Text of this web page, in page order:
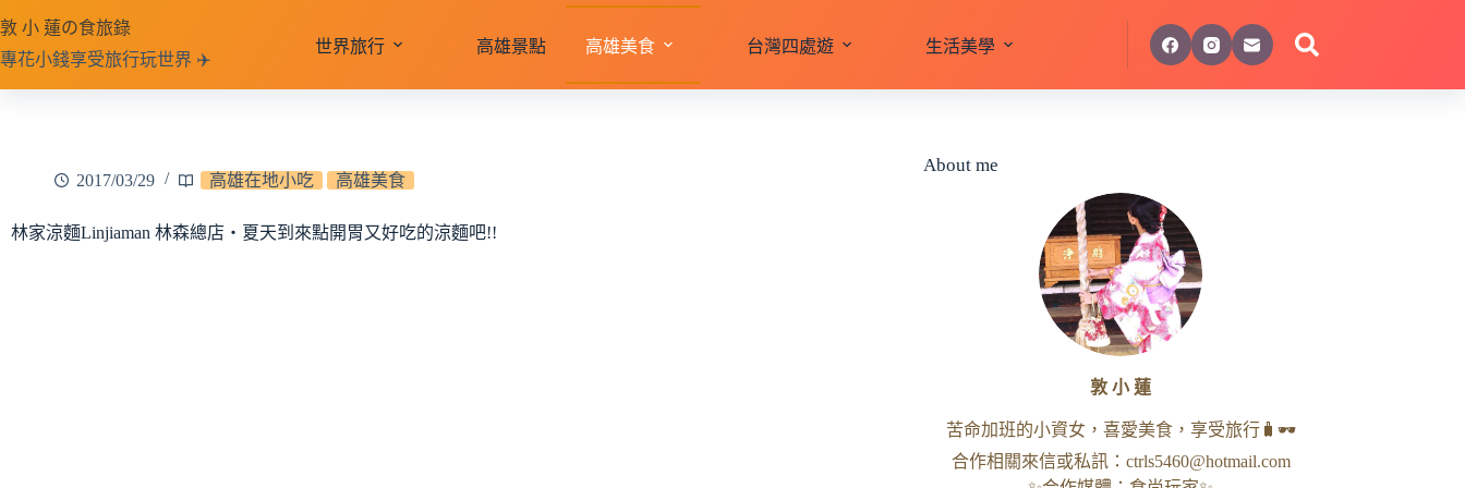
至
主
要
敦 小 蓮の食旅錄
專花小錢享受旅行玩世界 ✈️
世界旅行 高雄景點 高雄美食 台灣四處遊 生活美學
2017/03/29 高雄在地小吃 高雄美食
林家涼麵Linjiaman 林森總店‧夏天到來點開胃又好吃的涼麵吧!!
About me
敦 小 蓮
苦命加班的小資女，喜愛美食，享受旅行🧳🕶
合作相關來信或私訊： ctrls5460@hotmail.com